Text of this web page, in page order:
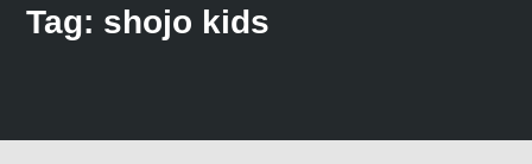
Tag: shojo kids